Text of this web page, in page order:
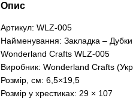
Опис
Артикул: WLZ-005
Найменування: Закладка –
Wonderland Сrafts WLZ-005
Виробник: Wonderland Сrafts
Розмір, см: 6,5×19,5
Розмір у хрестиках: 29 × 107